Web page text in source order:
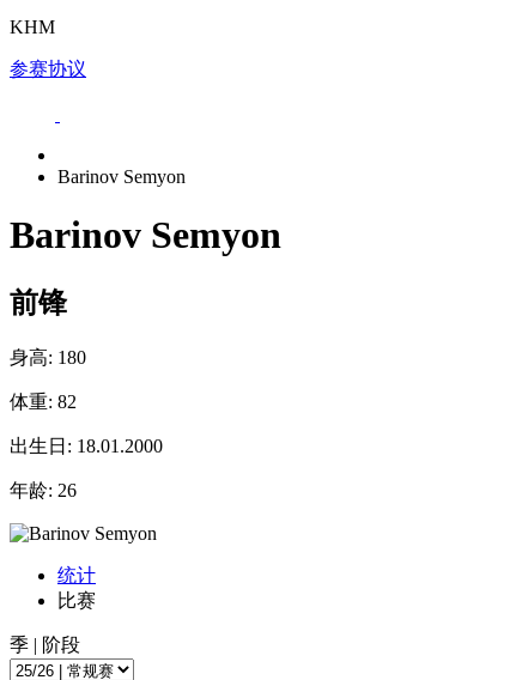
KHM
参赛协议
Barinov Semyon
Barinov Semyon
前锋
身高: 180
体重: 82
出生日: 18.01.2000
年龄: 26
统计
比赛
季 | 阶段